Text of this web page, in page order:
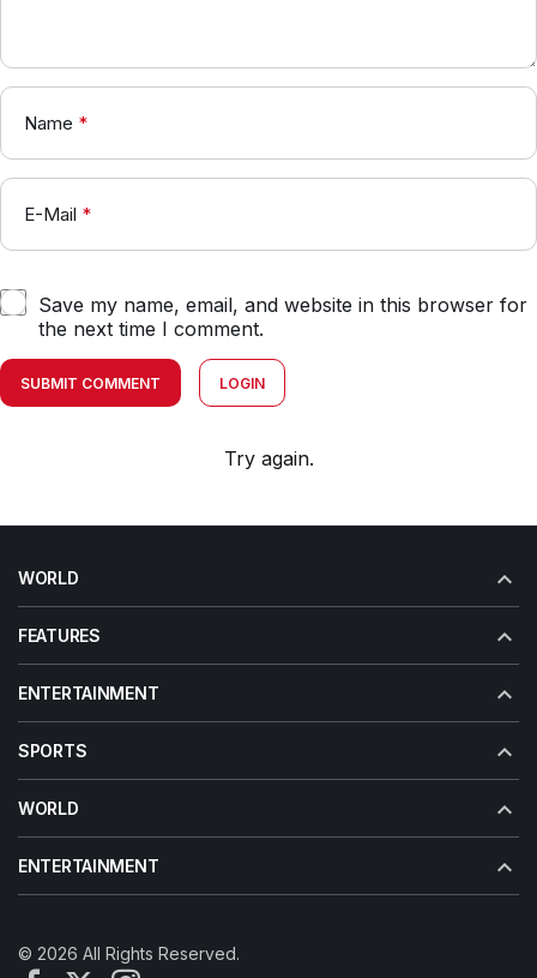
Name *
E-Mail *
Save my name, email, and website in this browser for
the next time I comment.
SUBMIT COMMENT LOGIN
Try again.
WORLD
FEATURES
ENTERTAINMENT
SPORTS
WORLD
ENTERTAINMENT
© 2026 All Rights Reserved.